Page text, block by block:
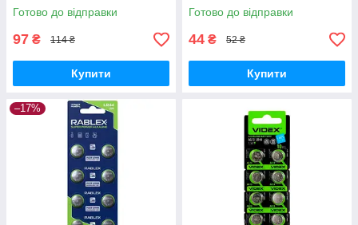
Готово до відправки
97 ₴ 114 ₴
Купити
Готово до відправки
44 ₴ 52 ₴
Купити
–17%